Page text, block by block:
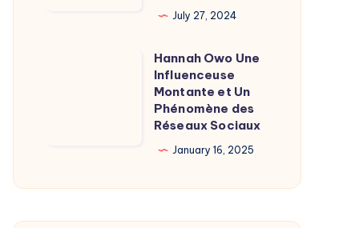
July 27, 2024
Phénomène
Hannah Owo Une
Influenceuse
Montante et Un
Phénomène des
Réseaux Sociaux
January 16, 2025